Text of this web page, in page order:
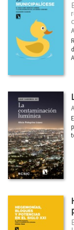
América Latina
Arquitectura
Arte
Asia
Cataluña
Ciencia
Cooperación y
Derechos Humanos
Diseño
Divulgación científica
Ecología
Educación
Ética